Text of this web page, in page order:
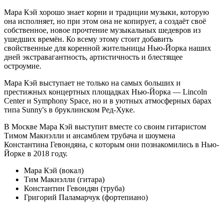
Мара Кэй хорошо знает корни и традиции музыки, которую
она исполняет, но при этом она не копирует, а создаёт своё
собственное, новое прочтение музыкальных шедевров из
ушедших времён. Ко всему этому стоит добавить
свойственные для коренной жительницы Нью-Йорка наших
дней экстравагантность, артистичность и блестящее
остроумие.
Мара Кэй выступает не только на самых больших и
престижных концертных площадках Нью-Йорка — Lincoln
Center и Symphony Space, но и в уютных атмосферных барах
типа Sunny's в бруклинском Ред-Хуке.
В Москве Мара Кэй выступит вместе со своим гитаристом
Тимом Макнэлли и ансамблем трубача и шоумена
Константина Гевондяна, с которым они познакомились в Нью-
Йорке в 2018 году.
Мара Кэй (вокал)
Тим Макнэлли (гитара)
Константин Гевондян (труба)
Григорий Паламарчук (фортепиано)